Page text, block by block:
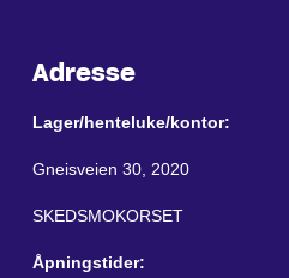
Adresse
Lager/henteluke/kontor:
Gneisveien 30, 2020
SKEDSMOKORSET
Åpningstider: